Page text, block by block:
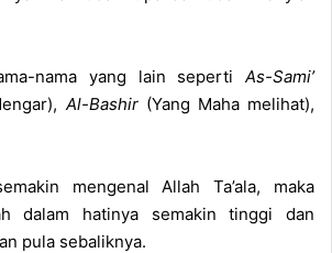
nama yang lain seperti As-Sami’
Al-Bashir(Yang Maha melihat),
mengenal Allah Ta’ala, maka
dalam hatinya semakin tinggi dan
pula sebaliknya.